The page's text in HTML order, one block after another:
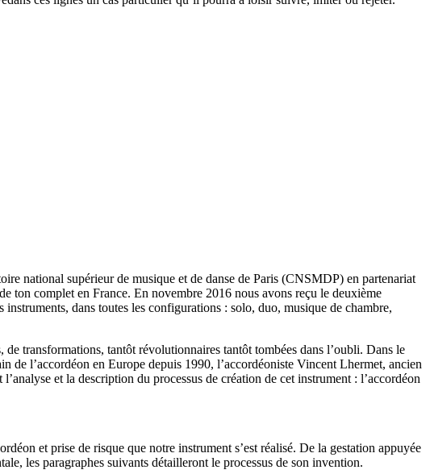
national supérieur de musique et de danse de Paris (CNSMDP) en partenariat
ton complet en France. En novembre 2016 nous avons reçu le deuxième
dans toutes les configurations : solo, duo, musique de chambre,
transformations, tantôt révolutionnaires tantôt tombées dans l’oubli. Dans le
de l’accordéon en Europe depuis 1990, l’accordéoniste Vincent Lhermet, ancien
et la description du processus de création de cet instrument : l’accordéon
et prise de risque que notre instrument s’est réalisé. De la gestation appuyée
les paragraphes suivants détailleront le processus de son invention.